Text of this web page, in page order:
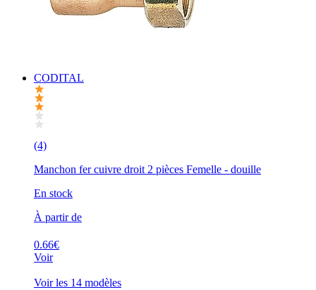
CODITAL
(4)
Manchon fer cuivre droit 2 pièces Femelle - douille
En stock
À partir de
0.66€
Voir
Voir les 14 modèles